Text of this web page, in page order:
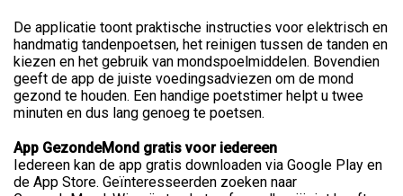
De applicatie toont praktische instructies voor elektrisch en
handmatig tandenpoetsen, het reinigen tussen de tanden en
kiezen en het gebruik van mondspoelmiddelen. Bovendien
geeft de app de juiste voedingsadviezen om de mond
gezond te houden. Een handige poetstimer helpt u twee
minuten en dus lang genoeg te poetsen.
App GezondeMond gratis voor iedereen
Iedereen kan de app gratis downloaden via Google Play en
de App Store. Geïnteresseerden zoeken naar